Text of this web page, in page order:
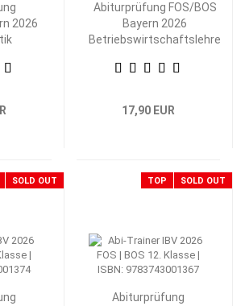
2026
Abiturprüfung FOS/BOS
Bayern 2026
Betriebswirtschaftslehre
Klasse
17,90 EUR
SOLD OUT TOP SOLD OUT
Abiturprüfung